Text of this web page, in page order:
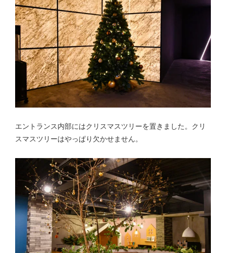
エントランス内部にはクリスマスツリーを置きました。クリ
スマスツリーはやっぱり欠かせません。